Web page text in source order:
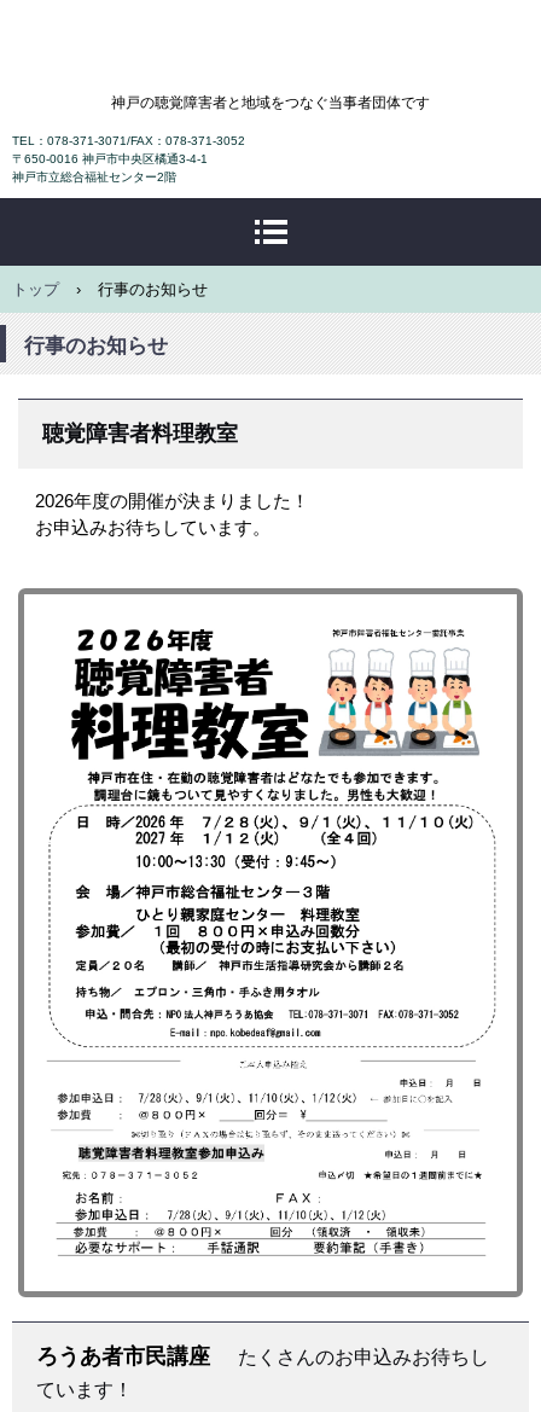
NPO法人神戸ろうあ協会
神戸の聴覚障害者と地域をつなぐ当事者団体です
TEL：078-371-3071/FAX：078-371-3052
〒650-0016 神戸市中央区橘通3-4-1
神戸市立総合福祉センター2階
トップ › 行事のお知らせ
行事のお知らせ
聴覚障害者料理教室
2026年度の開催が決まりました！
お申込みお待ちしています。
ろうあ者市民講座
たくさんのお申込みお待ちし
ています！